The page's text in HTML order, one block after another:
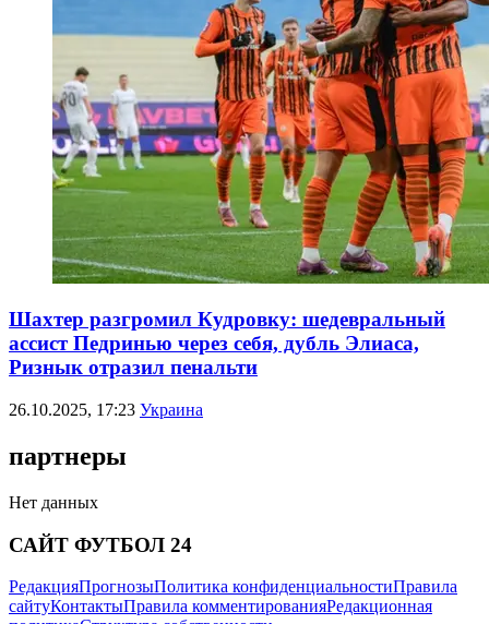
Шахтер разгромил Кудровку: шедевральный
ассист Педринью через себя, дубль Элиаса,
Ризнык отразил пенальти
26.10.2025, 17:23 Украина
партнеры
Нет данных
САЙТ ФУТБОЛ 24
РедакцияПрогнозыПолитика конфиденциальностиПравила
сайтуКонтактыПравила комментированияРедакционная